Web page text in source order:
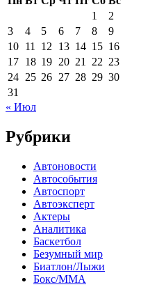
1
2
3
4 5 6 7 8
9
10 11 12 13 14 15 16
17 18 19 20 21 22 23
24 25 26 27 28 29 30
31
« Июл
Рубрики
Автоновости
Автособытия
Автоспорт
Автоэксперт
Актеры
Аналитика
Баскетбол
Безумный мир
Биатлон/Лыжи
Бокс/MMA